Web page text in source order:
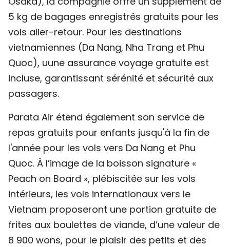
5 kg de bagages enregistrés gratuits pour les
vols aller-retour. Pour les destinations
vietnamiennes (Da Nang, Nha Trang et Phu
Quoc), uune assurance voyage gratuite est
incluse, garantissant sérénité et sécurité aux
passagers.
Parata Air étend également son service de
repas gratuits pour enfants jusqu'à la fin de
l'année pour les vols vers Da Nang et Phu
Quoc. À l’image de la boisson signature «
Peach on Board », plébiscitée sur les vols
intérieurs, les vols internationaux vers le
Vietnam proposeront une portion gratuite de
frites aux boulettes de viande, d’une valeur de
8 900 wons, pour le plaisir des petits et des